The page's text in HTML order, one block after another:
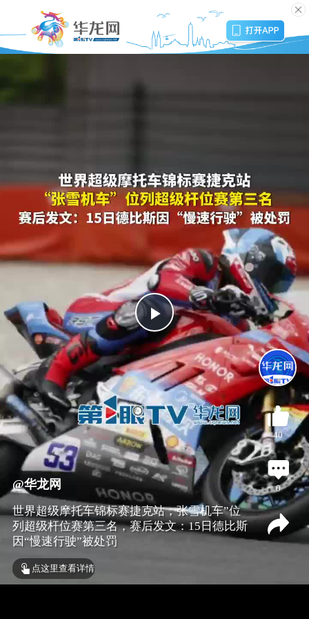
P
l
a
y
V
i
40
0
@华龙网
世界超级摩托车锦标赛捷克站，张雪机车”位
列超级杆位赛第三名，赛后发文：15日德比斯
因“慢速行驶”被处罚
点这里查看详情